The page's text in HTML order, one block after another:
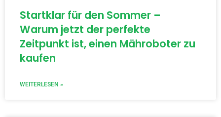
Startklar für den Sommer –
Warum jetzt der perfekte
Zeitpunkt ist, einen Mähroboter zu
kaufen
WEITERLESEN »